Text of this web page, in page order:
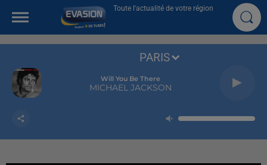
Toute l'actualité de votre région
Will You Be There
MICHAEL JACKSON
PARIS